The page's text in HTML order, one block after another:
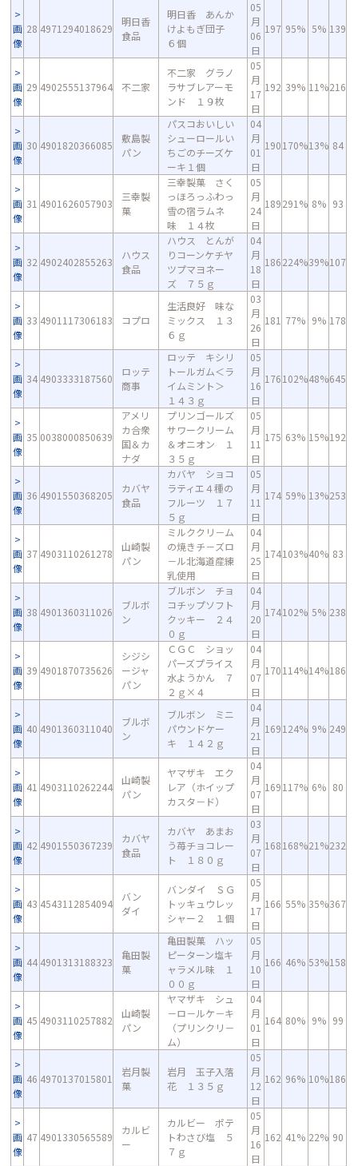
画
像
28 4971294018629
明日香
食品
明日香 あんか
けよもぎ団子
６個
05
月
06
日
197 95% 5% 139
画
像
29 4902555137964 不二家
不二家 グラノ
ラサブレアーモ
ンド １９枚
05
月
17
日
192 39% 11%216
画
像
30 4901820366085
敷島製
パン
パスコおいしい
シューロールい
ちごのチーズケ
ーキ１個
04
月
01
日
190170%13% 84
画
像
31 4901626057903
三幸製
菓
三幸製菓 さく
っほろっふわっ
雪の宿ラムネ
味 １４枚
05
月
24
日
189291% 8% 93
画
像
32 4902402855263
ハウス
食品
ハウス とんが
りコーンケチヤ
ツプマヨネー
ズ ７５ｇ
04
月
18
日
186224%39%107
画
像
33 4901117306183 コプロ
生活良好 味な
ミックス １３
６ｇ
03
月
26
日
181 77% 9% 178
画
像
34 4903333187560
ロッテ
商事
ロッテ キシリ
トールガム＜ラ
イムミント＞
１４３ｇ
05
月
16
日
176102%48%645
画
像
35 0038000850639
アメリ
カ合衆
国＆カ
ナダ
プリンゴールズ
サワークリーム
＆オニオン １
３５ｇ
05
月
11
日
175 63% 15%192
画
像
36 4901550368205
カバヤ
食品
カバヤ ショコ
ラティエ４種の
フルーツ １７
５ｇ
05
月
11
日
174 59% 13%253
画
像
37 4903110261278
山崎製
パン
ミルククリ－ム
の焼きチ－ズロ
－ル北海道産練
乳使用
04
月
25
日
174103%40% 83
画
像
38 4901360311026
ブルボ
ン
ブルボン チョ
コチップソフト
クッキー ２４
０ｇ
04
月
20
日
174102% 5% 238
画
像
39 4901870735626
シジシ
ージャ
パン
ＣＧＣ ショッ
パーズプライス
水ようかん ７
２ｇ×４
04
月
07
日
170114%14%186
画
像
40 4901360311040
ブルボ
ン
ブルボン ミニ
パウンドケー
キ １４２ｇ
04
月
21
日
169124% 9% 249
画
像
41 4903110262244
山崎製
パン
ヤマザキ エク
レア（ホイップ
カスタ－ド）
04
月
07
日
169117% 6% 80
画
像
42 4901550367239
カバヤ
食品
カバヤ あまお
う苺チョコレー
ト １８０ｇ
03
月
07
日
168168%21%232
画
像
43 4543112854094
バン
ダイ
バンダイ ＳＧ
トッキュウレッ
シャー２ １個
05
月
17
日
166 55% 35%367
画
像
44 4901313188323
亀田製
菓
亀田製菓 ハッ
ピーターン塩キ
ャラメル味 １
００ｇ
05
月
10
日
166 46% 53%158
画
像
45 4903110257882
山崎製
パン
ヤマザキ シュ
－ロ－ルケ－キ
（プリンクリ－
ム）
04
月
01
日
164 80% 9% 99
画
像
46 4970137015801
岩月製
菓
岩月 玉子入落
花 １３５ｇ
05
月
12
日
162 96% 10%186
画
像
47 4901330565589
カルビ
ー
カルビー ポテ
トわさび塩 ５
７ｇ
05
月
16
日
162 41% 22% 90